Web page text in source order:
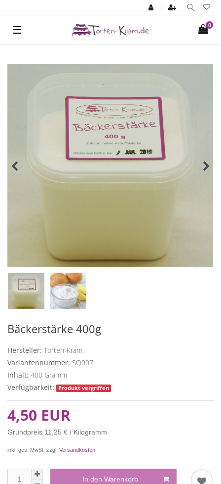
|
0
☰
Bäckerstärke 400g
Hersteller: Torten-Kram
Variantennummer: SQ007
Inhalt: 400 Gramm
Verfügbarkeit:
Produkt vergriffen
4,50 EUR
Grundpreis 11,25 € / Kilogramm
inkl. ges. MwSt. zzgl. Versandkosten
In den Warenkorb